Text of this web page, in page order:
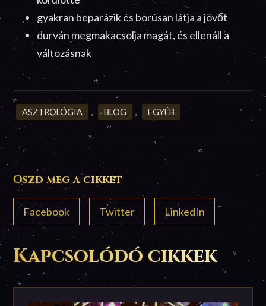
gyakran beparázik és borúsan látja a jövőt
durván megmakacsolja magát, és ellenáll a
változásnak
ASZTROLÓGIA , BLOG , EGYÉB
Oszd meg a cikket
Facebook Twitter LinkedIn
Kapcsolódó cikkek